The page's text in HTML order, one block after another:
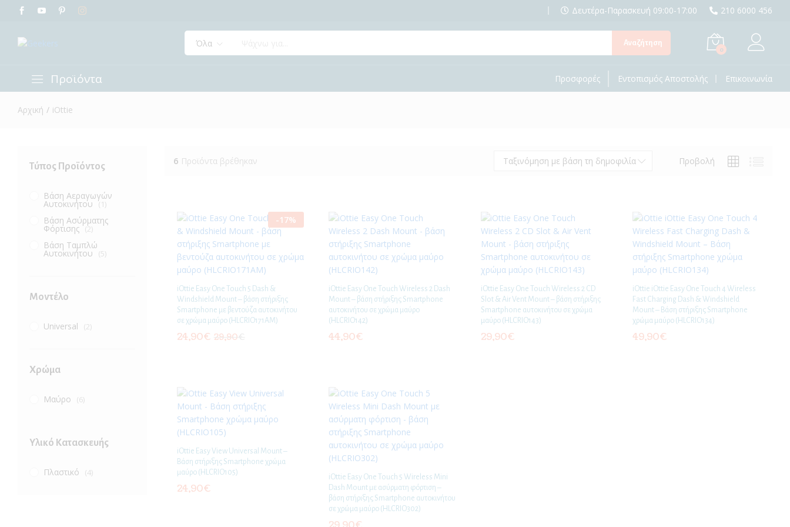
Δευτέρα-Παρασκευή 09:00-17:00 210 6000 456
Όλα Αναζήτηση
0
Προϊόντα
Απολυμαντικά &
Προσφορές Εντοπισμός Αποστολής Επικοινωνία
Αρχική / iOttie
6 Προϊόντα βρέθηκαν Προβολή
Ταξινόμηση με βάση τη δημοφιλία
-17%
iOttie Easy One Touch 5 Dash &
Windshield Mount – βάση στήριξης
Smartphone με βεντούζα αυτοκινήτου
σε χρώμα μαύρο (HLCRIO171AM)
24,90€ 29,90
iOttie Easy One Touch Wireless 2 Dash
Mount – βάση στήριξης Smartphone
αυτοκινήτου σε χρώμα μαύρο
(HLCRIO142)
44,90€
iOttie Easy One Touch Wireless 2 CD
Slot & Air Vent Mount – βάση στήριξης
Smartphone αυτοκινήτου σε χρώμα
μαύρο (HLCRIO143)
29,90€
iOttie iOttie Easy One Touch 4 Wireless
Fast Charging Dash & Windshield
Mount – Βάση στήριξης Smartphone
χρώμα μαύρο (HLCRIO134)
49,90€
iOttie Easy View Universal Mount –
Βάση στήριξης Smartphone χρώμα
μαύρο (HLCRIO105)
24,90€
iOttie Easy One Touch 5 Wireless Mini
Dash Mount με ασύρματη φόρτιση –
βάση στήριξης Smartphone αυτοκινήτου
σε χρώμα μαύρο (HLCRIO302)
Τύπος Προϊόντος
Βάση Αεραγωγών
Αυτοκινήτου (1)
Βάση Ασύρματης
Φόρτισης (2)
Βάση Ταμπλώ
Αυτοκινήτου (5)
Μοντέλο
Universal (2)
Χρώμα
Μαύρο (6)
Υλικό Κατασκευής
Πλαστικό (4)